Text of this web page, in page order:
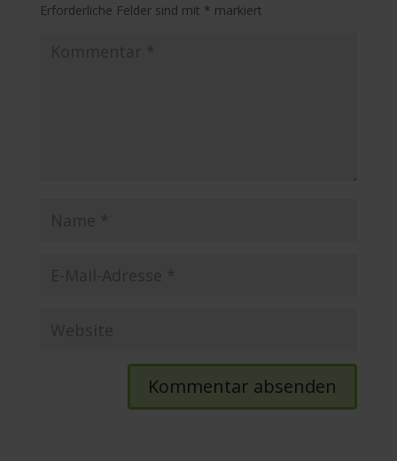
Erforderliche Felder sind mit * markiert